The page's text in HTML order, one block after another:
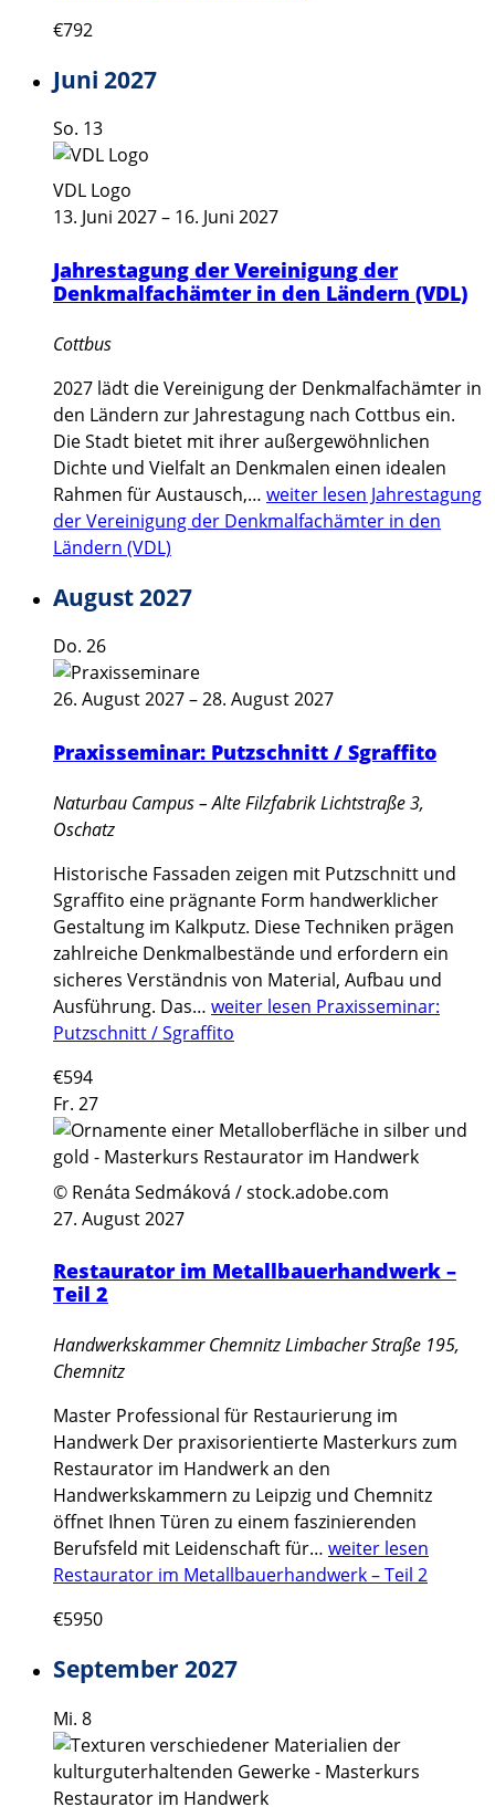
€792
Juni 2027
So. 13
VDL Logo
13. Juni 2027– 16. Juni 2027
Jahrestagung der Vereinigung der
Denkmalfachämter in den Ländern (VDL)
Cottbus
2027 lädt die Vereinigung der Denkmalfachämter in
den Ländern zur Jahrestagung nach Cottbus ein.
Die Stadt bietet mit ihrer außergewöhnlichen
Dichte und Vielfalt an Denkmalen einen idealen
Rahmen für Austausch,… weiter lesen Jahrestagung
der Vereinigung der Denkmalfachämter in den
Ländern (VDL)
August 2027
Do. 26
26. August 2027–28. August 2027
Praxisseminar: Putzschnitt / Sgraffito
Naturbau Campus – Alte FilzfabrikLichtstraße 3,
Oschatz
Historische Fassaden zeigen mit Putzschnitt und
Sgraffito eine prägnante Form handwerklicher
Gestaltung im Kalkputz. Diese Techniken prägen
zahlreiche Denkmalbestände und erfordern ein
sicheres Verständnis von Material, Aufbau und
Ausführung. Das… weiter lesen Praxisseminar:
Putzschnitt / Sgraffito
€594
Fr. 27
© Renáta Sedmáková / stock.adobe.com
27. August 2027
Restaurator im Metallbauerhandwerk –
Teil 2
Handwerkskammer ChemnitzLimbacher Straße 195,
Chemnitz
Master Professional für Restaurierung im
Handwerk Der praxisorientierte Masterkurs zum
Restaurator im Handwerk an den
Handwerkskammern zu Leipzig und Chemnitz
öffnet Ihnen Türen zu einem faszinierenden
Berufsfeld mit Leidenschaft für… weiter lesen
Restaurator im Metallbauerhandwerk – Teil 2
€5950
September 2027
Mi. 8